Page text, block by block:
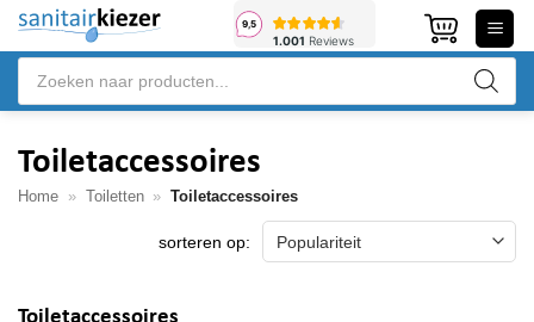
Ga
inhoud
Producten
zoeken
Toiletaccessoires
Home » Toiletten » Toiletaccessoires